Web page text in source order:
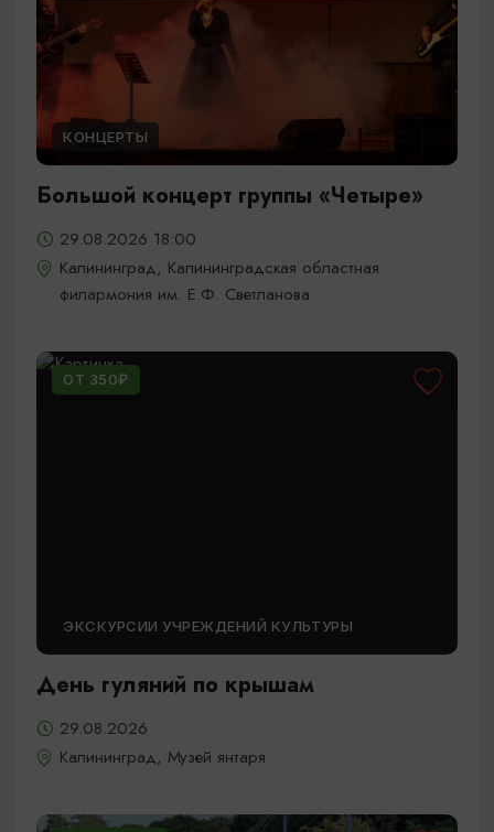
КОНЦЕРТЫ
Большой концерт группы «Четыре»
29.08.2026 18:00
Калининград, Калининградская областная
филармония им. Е.Ф. Светланова
ОТ 350₽
ЭКСКУРСИИ УЧРЕЖДЕНИЙ КУЛЬТУРЫ
День гуляний по крышам
29.08.2026
Калининград, Музей янтаря